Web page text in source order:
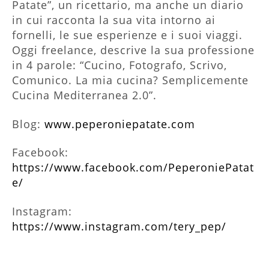
Patate”, un ricettario, ma anche un diario
in cui racconta la sua vita intorno ai
fornelli, le sue esperienze e i suoi viaggi.
Oggi freelance, descrive la sua professione
in 4 parole: “Cucino, Fotografo, Scrivo,
Comunico. La mia cucina? Semplicemente
Cucina Mediterranea 2.0”.
Blog: www.peperoniepatate.com
Facebook:
https://www.facebook.com/PeperoniePatat
e/
Instagram:
https://www.instagram.com/tery_pep/